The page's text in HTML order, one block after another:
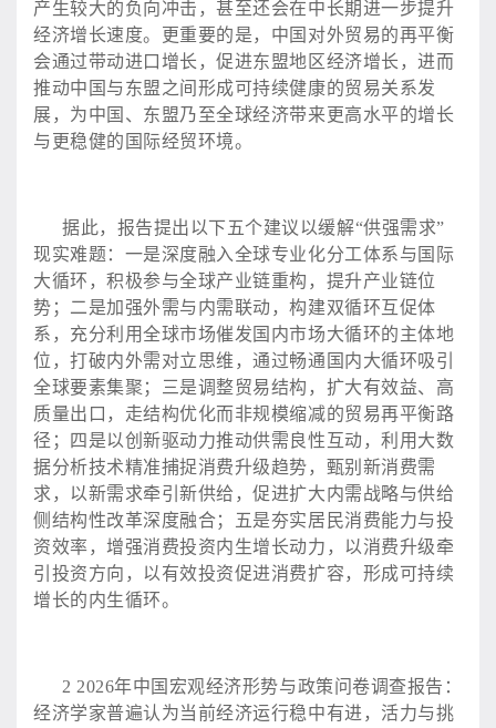
产生较大的负向冲击，甚至还会在中长期进一步提升
经济增长速度。更重要的是，中国对外贸易的再平衡
会通过带动进口增长，促进东盟地区经济增长，进而
推动中国与东盟之间形成可持续健康的贸易关系发
展，为中国、东盟乃至全球经济带来更高水平的增长
与更稳健的国际经贸环境。
据此，报告提出以下五个建议以缓解“供强需求”
现实难题：一是深度融入全球专业化分工体系与国际
大循环，积极参与全球产业链重构，提升产业链位
势；二是加强外需与内需联动，构建双循环互促体
系，充分利用全球市场催发国内市场大循环的主体地
位，打破内外需对立思维，通过畅通国内大循环吸引
全球要素集聚；三是调整贸易结构，扩大有效益、高
质量出口，走结构优化而非规模缩减的贸易再平衡路
径；四是以创新驱动力推动供需良性互动，利用大数
据分析技术精准捕捉消费升级趋势，甄别新消费需
求，以新需求牵引新供给，促进扩大内需战略与供给
侧结构性改革深度融合；五是夯实居民消费能力与投
资效率，增强消费投资内生增长动力，以消费升级牵
引投资方向，以有效投资促进消费扩容，形成可持续
增长的内生循环。
2 2026年中国宏观经济形势与政策问卷调查报告：
经济学家普遍认为当前经济运行稳中有进，活力与挑